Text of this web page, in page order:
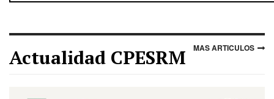
Actualidad CPESRM MAS ARTICULOS